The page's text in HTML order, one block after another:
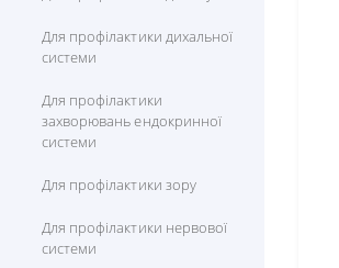
Таурін
Тирозин
Цистеїн
Фруктові екстракти
Для профілактики дихальної
системи
Для профілактики
захворювань ендокринної
системи
Для профілактики зору
Для профілактики нервової
системи